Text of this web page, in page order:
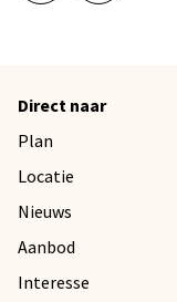
Direct naar
Plan
Locatie
Nieuws
Aanbod
Interesse